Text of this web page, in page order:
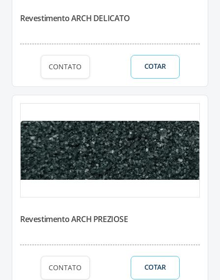
Revestimento ARCH DELICATO
CONTATO COTAR
Revestimento ARCH PREZIOSE
CONTATO COTAR